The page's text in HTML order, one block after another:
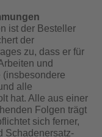
ist der Besteller
der
zu, dass er für
und
(insbesondere
alle
hat. Alle aus einer
Folgen trägt
sich ferner,
Schadenersatz-